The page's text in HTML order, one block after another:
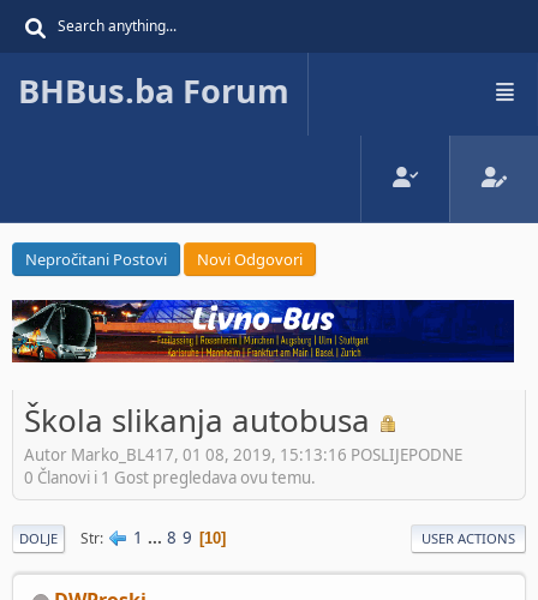
BHBus.ba Forum
Nepročitani Postovi Novi Odgovori
Škola slikanja autobusa
Autor Marko_BL417, 01 08, 2019, 15:13:16 POSLIJEPODNE
0 Članovi i 1 Gost pregledava ovu temu.
DOLJE Str 1 ... 8 9 10 USER ACTIONS